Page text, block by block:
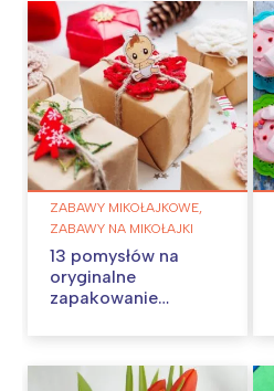
ZABAWY MIKOŁAJKOWE,
ZABAWY NA MIKOŁAJKI
13 pomysłów na
oryginalne
zapakowanie